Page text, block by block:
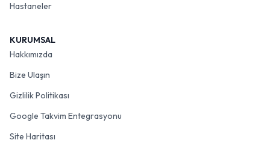
Hastaneler
KURUMSAL
Hakkımızda
Bize Ulaşın
Gizlilik Politikası
Google Takvim Entegrasyonu
Site Haritası